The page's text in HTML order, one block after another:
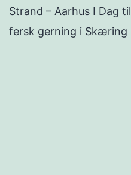
Strand – Aarhus I Dag til
fersk gerning i Skæring